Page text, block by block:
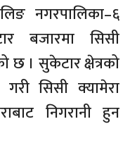
नगरपालिका–६
बजारमा सिसी
छ । सुकेटार क्षेत्रको
गरी सिसी क्यामेरा
निगरानी हुन